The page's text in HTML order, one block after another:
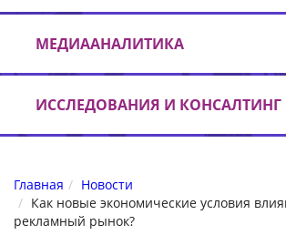
МЕДИААНАЛИТИКА
ИССЛЕДОВАНИЯ И КОНСАЛТИНГ
Главная
Новости
Как новые экономические условия
рекламный рынок?